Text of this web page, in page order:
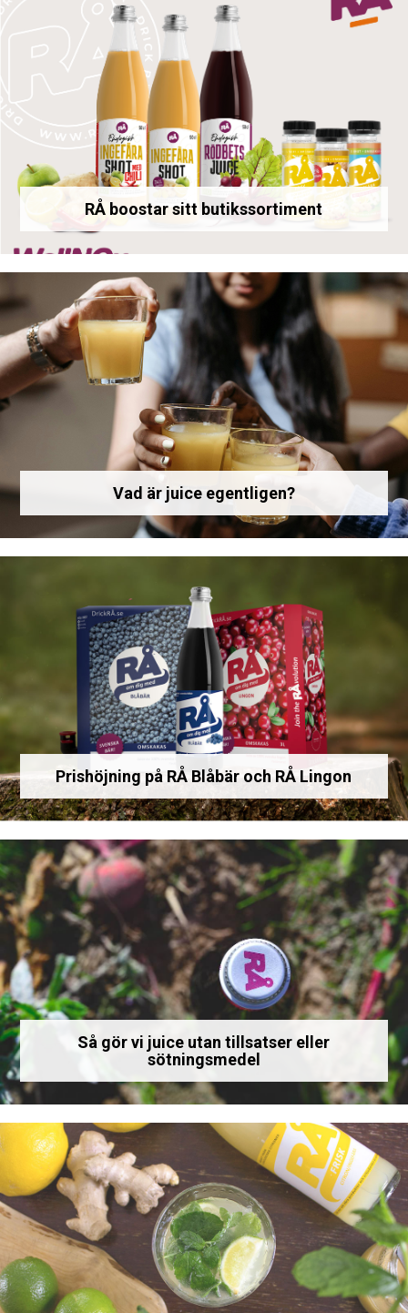
RÅ boostar sitt butikssortiment
Vad är juice egentligen?
Prishöjning på RÅ Blåbär och RÅ Lingon
Så gör vi juice utan tillsatser eller
sötningsmedel